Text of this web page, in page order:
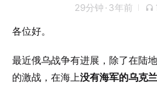
29分钟 · 3年前
各位好。
最近俄乌战争有进展，除了在陆
的激战，在海上没有海军的乌克